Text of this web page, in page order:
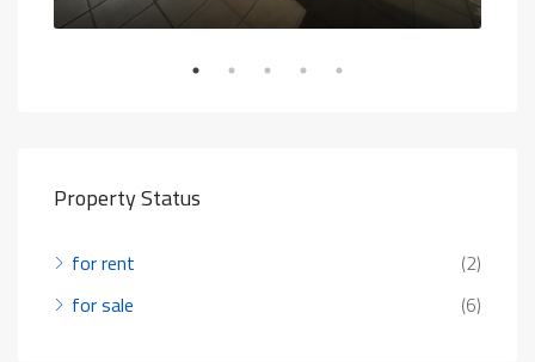
Property Status
for rent
(2)
for sale
(6)